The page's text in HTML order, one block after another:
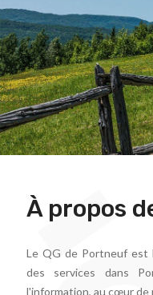
À propos
Le QG de Portneuf est
des services dans
l'information, au cœur de